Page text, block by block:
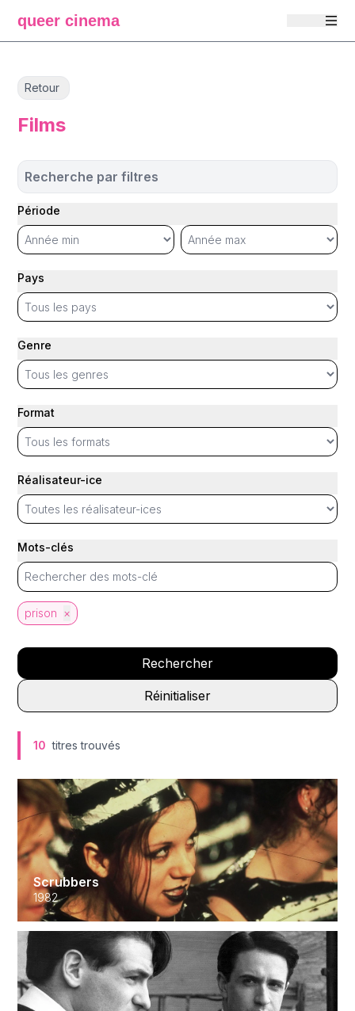
queer cinema
Retour
Films
Recherche par filtres
Période
Pays
Genre
Format
Réalisateur-ice
Mots-clés
prison ×
Rechercher
Réinitialiser
10 titres trouvés
Scrubbers
1982